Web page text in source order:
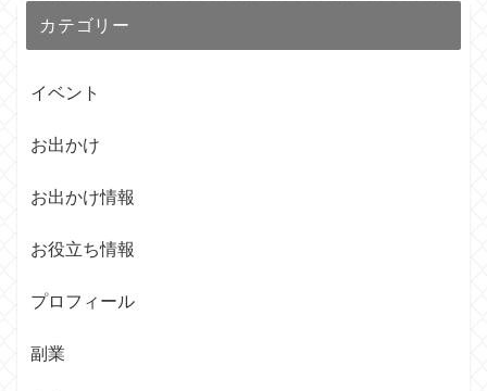
カテゴリー
イベント
お出かけ
お出かけ情報
お役立ち情報
プロフィール
副業